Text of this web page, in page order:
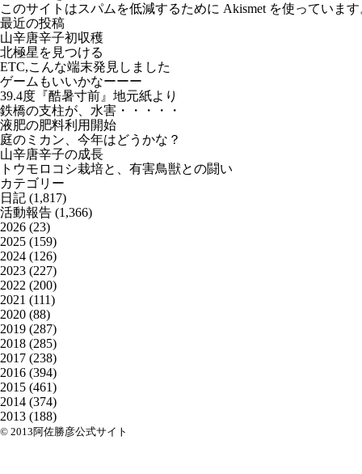
このサイトはスパムを低減するために Akismet を使っていま
最近の投稿
山辛唐辛子初収穫
北極星を見つける
ETC,こんな端末発見しました
ゲームもいいかなーーー
39.4度『酷暑寸前』地元紙より
鉄橋の支柱が、水害・・・・・
液肥の肥料利用開始
庭のミカン、今年はどうかな？
山辛唐辛子の成長
トウモロコシ栽培と、有害鳥獣との闘い
カテゴリー
日記 (1,817)
活動報告 (1,366)
2026 (23)
2025 (159)
2024 (126)
2023 (227)
2022 (200)
2021 (111)
2020 (88)
2019 (287)
2018 (285)
2017 (238)
2016 (394)
2015 (461)
2014 (374)
2013 (188)
© 2013阿佐勝彦公式サイト